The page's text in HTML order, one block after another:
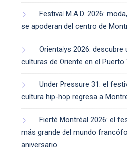
Festival M.A.D. 2026:
se apoderan del centro de
Orientalys 2026: descubre
culturas de Oriente en el Puerto
Under Pressure 31: el
cultura hip-hop regresa a
Fierté Montréal 2026: el
más grande del mundo
aniversario